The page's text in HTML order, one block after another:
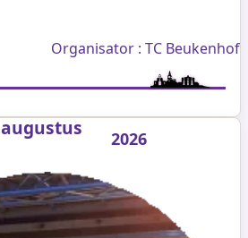
Organisator : TC Beukenhof
augustus 2026